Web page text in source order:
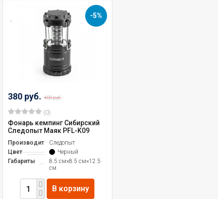
-5%
380 руб. 400 руб.
(0)
Фонарь кемпинг Сибирский
Следопыт Маяк PFL-K09
ПроизводительСледопыт
Цвет
Черный
Габариты
8.5 см×8.5 см×12.5
см
В корзину